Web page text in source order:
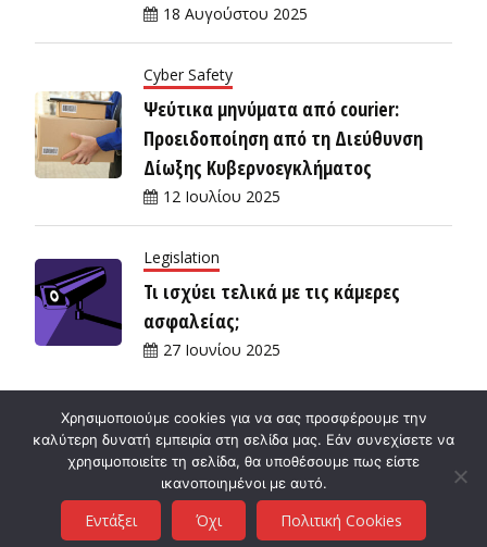
18 Αυγούστου 2025
Cyber Safety
Ψεύτικα μηνύματα από courier:
Προειδοποίηση από τη Διεύθυνση
Δίωξης Κυβερνοεγκλήματος
12 Ιουλίου 2025
Legislation
Τι ισχύει τελικά με τις κάμερες
ασφαλείας;
27 Ιουνίου 2025
Cyb3r.gr
Χρησιμοποιούμε cookies για να σας προσφέρουμε την
καλύτερη δυνατή εμπειρία στη σελίδα μας. Εάν συνεχίσετε να
χρησιμοποιείτε τη σελίδα, θα υποθέσουμε πως είστε
ικανοποιημένοι με αυτό.
Εντάξει Όχι Πολιτική Cookies